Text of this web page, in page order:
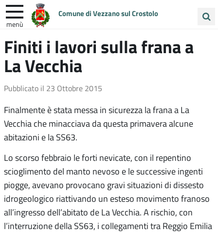
Comune di Vezzano sul Crostolo
menù
nel
sito
ENTRA IN COMUNE VIVI VEZZANO
UNIONE COLLINE MATILDICHE
Finiti i lavori sulla frana a
La Vecchia
Pubblicato il 23 Ottobre 2015
Finalmente è stata messa in sicurezza la frana a La
Vecchia che minacciava da questa primavera alcune
abitazioni e la SS63.
Lo scorso febbraio le forti nevicate, con il repentino
scioglimento del manto nevoso e le successive ingenti
piogge, avevano provocano gravi situazioni di dissesto
idrogeologico riattivando un esteso movimento franoso
all’ingresso dell’abitato de La Vecchia. A rischio, con
l’interruzione della SS63, i collegamenti tra Reggio Emilia